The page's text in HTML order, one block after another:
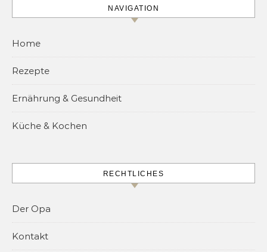
NAVIGATION
Home
Rezepte
Ernährung & Gesundheit
Küche & Kochen
RECHTLICHES
Der Opa
Kontakt